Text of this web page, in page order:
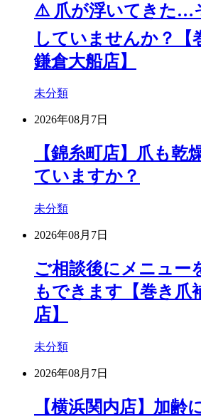
⚠️ 爪が浮いてきた…
していませんか？【
鎌倉大船店】
未分類
2026年08月7日
【錦糸町店】爪も乾
ていますか？
未分類
2026年08月7日
ご相談後にメニュー
もできます【巻き爪
店】
未分類
2026年08月7日
【横浜関内店】加齢